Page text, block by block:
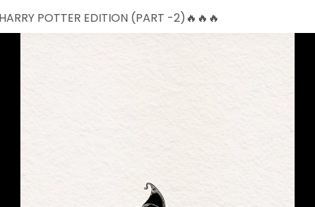
POTTER EDITION (PART -2)🔥🔥🔥